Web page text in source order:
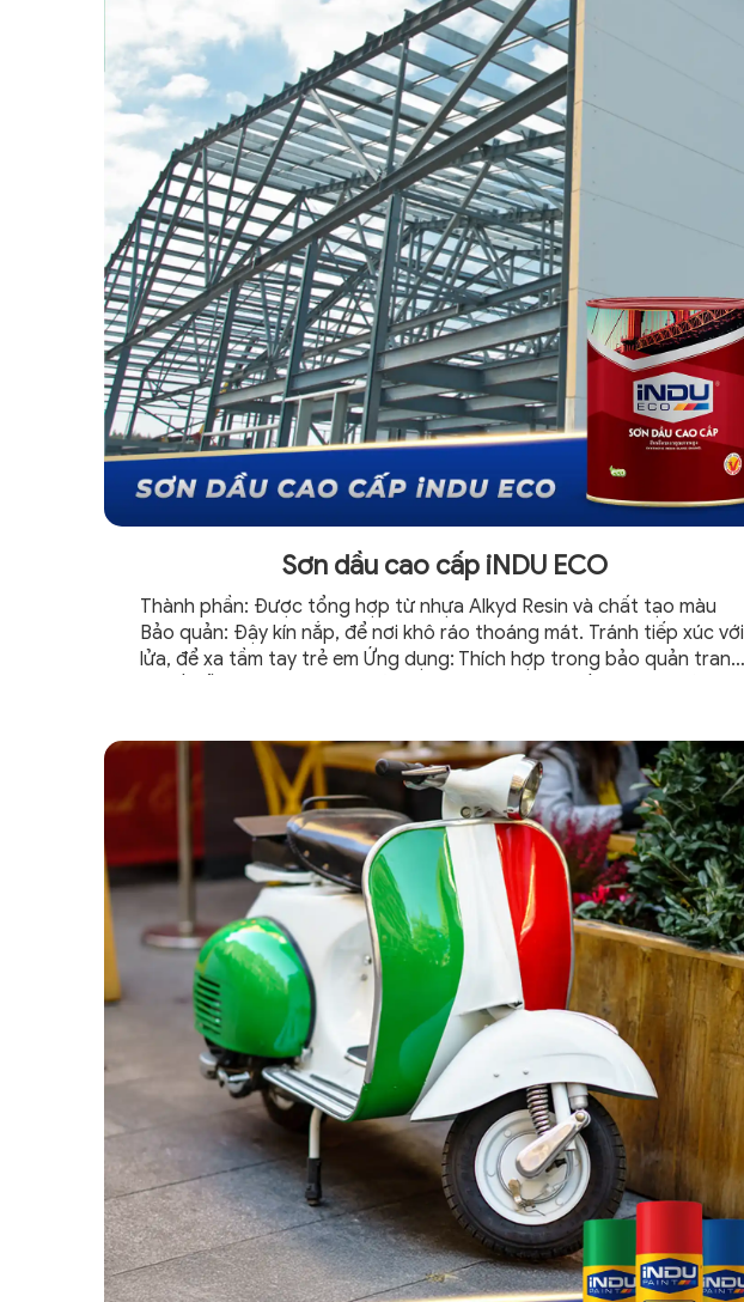
Sơn dầu cao cấp iNDU ECO
Thành phần: Được tổng hợp từ nhựa Alkyd Resin và chất tạo màu
Bảo quản: Đậy kín nắp, để nơi khô ráo thoáng mát. Tránh tiếp xúc với
lửa, để xa tầm tay trẻ em Ứng dụng: Thích hợp trong bảo quản trang